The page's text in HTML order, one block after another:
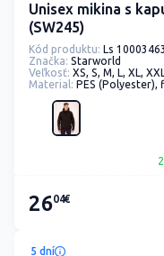
Unisex mikina s
(SW245)
Kód produktu: Ls
Značka: Starworld
Veľkosť: XS, S, M, L, XL,
Material: PES (Polyester),
2604€
5 dní